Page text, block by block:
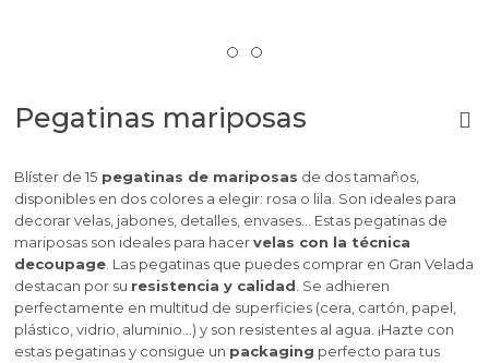
Pegatinas mariposas
Blíster de 15pegatinas de mariposas de dos tamaños,
disponibles en dos colores a elegir: rosa o lila. Son ideales para
decorar velas, jabones, detalles, envases... Estas pegatinas de
mariposas son ideales para hacervelas con la técnica
decoupage. Las pegatinas que puedes comprar en Gran Velada
destacan por su resistencia y calidad . Se adhieren
perfectamente en multitud de superficies (cera, cartón, papel,
plástico, vidrio, aluminio…) y son resistentes al agua. ¡Hazte con
estas pegatinas y consigue un packaging perfecto para tus